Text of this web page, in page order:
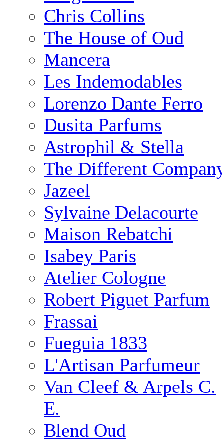
Chris Collins
The House of Oud
Mancera
Les Indemodables
Lorenzo Dante Ferro
Dusita Parfums
Astrophil & Stella
The Different
Jazeel
Sylvaine Delacourte
Maison Rebatchi
Isabey Paris
Atelier Cologne
Robert Piguet Parfum
Frassai
Fueguia 1833
L'Artisan Parfumeur
Van Cleef & Arpels C.
E.
Blend Oud